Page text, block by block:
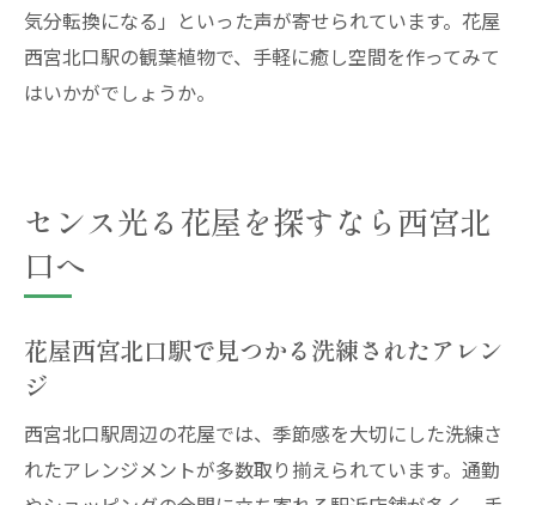
気分転換になる」といった声が寄せられています。花屋
西宮北口駅の観葉植物で、手軽に癒し空間を作ってみて
はいかがでしょうか。
センス光る花屋を探すなら西宮北
口へ
花屋西宮北口駅で見つかる洗練されたアレン
ジ
西宮北口駅周辺の花屋では、季節感を大切にした洗練さ
れたアレンジメントが多数取り揃えられています。通勤